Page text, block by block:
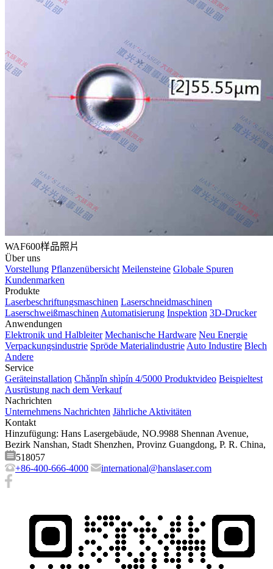
WAF600样品照片
Über uns
Vorstellung Pflanzenübersicht Meilensteine Globale Spuren
Kundenmarken
Produkte
Laserbeschriftungsmaschinen Laserschneidmaschinen
Laserschweißmaschinen Automatisierung Inspektion 3D-Drucker
Anwendungen
Elektronik und Halbleiter Mechanische Hardware Neu Energie
Verpackungsindustrie Spröde Materialindustrie Auto Industire Blech
Andere
Service
Geräteinstallation Chǎnpǐn shìpín 4/5000 Produktvideo Beispieltest
Ausrüstung nach dem Verkauf
Nachrichten
Unternehmens Nachrichten Jährliche Aktivitäten
Kontakt
Hinzufügung: Hans Lasergebäude, NO.9988 Shennan Avenue,
Bezirk Nanshan, Stadt Shenzhen, Provinz Guangdong, P. R. China,
518057
+86-400-666-4000
international@hanslaser.com